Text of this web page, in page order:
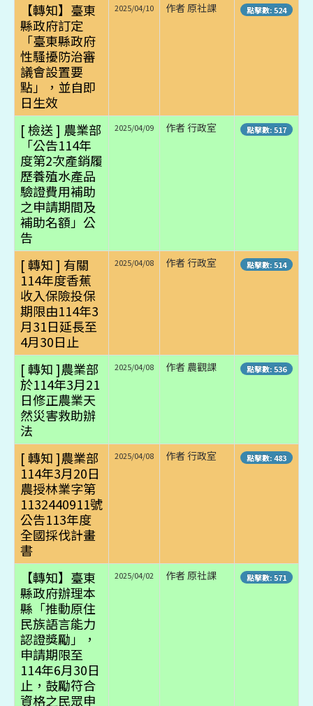
【轉知】臺東
縣政府訂定
「臺東縣政府
性騷擾防治審
議會設置要
點」，並自即
日生效
2025/04/10 作者 原社課 點擊數: 524
[ 檢送 ] 農業部
「公告114年
度第2次產銷履
歷養殖水產品
驗證費用補助
之申請期間及
補助名額」公
告
2025/04/09 作者 行政室 點擊數: 517
[ 轉知 ] 有關
114年度香蕉
收入保險投保
期限由114年3
月31日延長至
4月30日止
2025/04/08 作者 行政室 點擊數: 514
[ 轉知 ]農業部
於114年3月21
日修正農業天
然災害救助辦
法
2025/04/08 作者 農觀課 點擊數: 536
[ 轉知 ]農業部
114年3月20日
農授林業字第
1132440911號
公告113年度
全國採伐計畫
書
2025/04/08 作者 行政室 點擊數: 483
【轉知】臺東
縣政府辦理本
縣「推動原住
民族語言能力
認證獎勵」，
申請期限至
114年6月30日
止，鼓勵符合
資格之民眾申
2025/04/02 作者 原社課 點擊數: 571